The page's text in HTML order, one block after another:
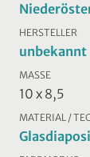
HERSTELLER
unbekannt
MASSE
10 x 8,5
MATERIAL /